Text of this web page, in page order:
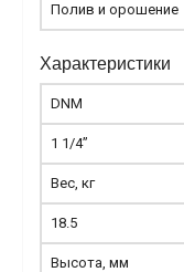
Полив и орошение
Характеристики
DNM
1 1/4”
Вес, кг
18.5
Высота, мм